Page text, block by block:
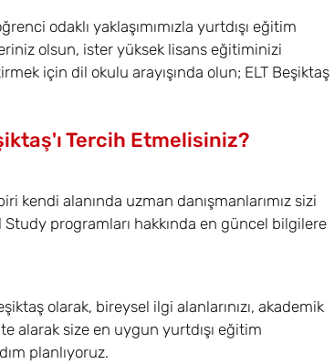
odaklı yaklaşımımızla yurtdışı eğitim
olsun, ister yüksek lisans eğitiminizi
için dil okulu arayışında olun; ELT Beşiktaş
Tercih Etmelisiniz?
kendi alanında uzman danışmanlarımız sizi
programları hakkında en güncel bilgilere
olarak, bireysel ilgi alanlarınızı, akademik
alarak size en uygun yurtdışı eğitim
planlıyoruz.